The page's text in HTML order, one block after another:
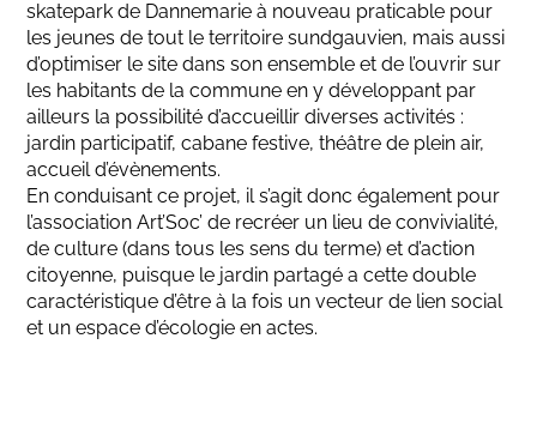
skatepark de Dannemarie à nouveau praticable pour
les jeunes de tout le territoire sundgauvien, mais aussi
d’optimiser le site dans son ensemble et de l’ouvrir sur
les habitants de la commune en y développant par
ailleurs la possibilité d’accueillir diverses activités :
jardin participatif, cabane festive, théâtre de plein air,
accueil d’évènements.
En conduisant ce projet, il s’agit donc également pour
l’association Art’Soc’ de recréer un lieu de convivialité,
de culture (dans tous les sens du terme) et d’action
citoyenne, puisque le jardin partagé a cette double
caractéristique d’être à la fois un vecteur de lien social
et un espace d’écologie en actes.